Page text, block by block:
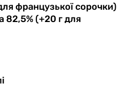
французької сорочки)
82,5% (+20 г для